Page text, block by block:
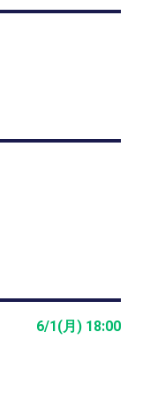
6/1(月) 18:00